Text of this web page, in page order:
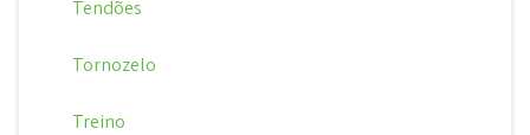
Tendões
Tornozelo
Treino